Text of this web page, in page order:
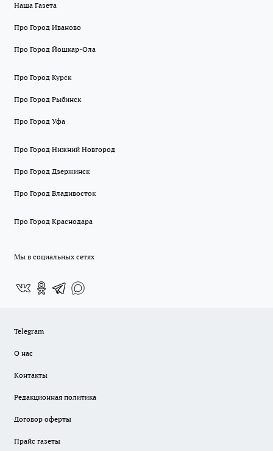
Наша Газета
Про Город Иваново
Про Город Йошкар-Ола
Про Город Курск
Про Город Рыбинск
Про Город Уфа
Про Город Нижний Новгород
Про Город Дзержинск
Про Город Владивосток
Про Город Краснодара
Мы в социальных сетях
Telegram
О нас
Контакты
Редакционная политика
Договор оферты
Прайс газеты